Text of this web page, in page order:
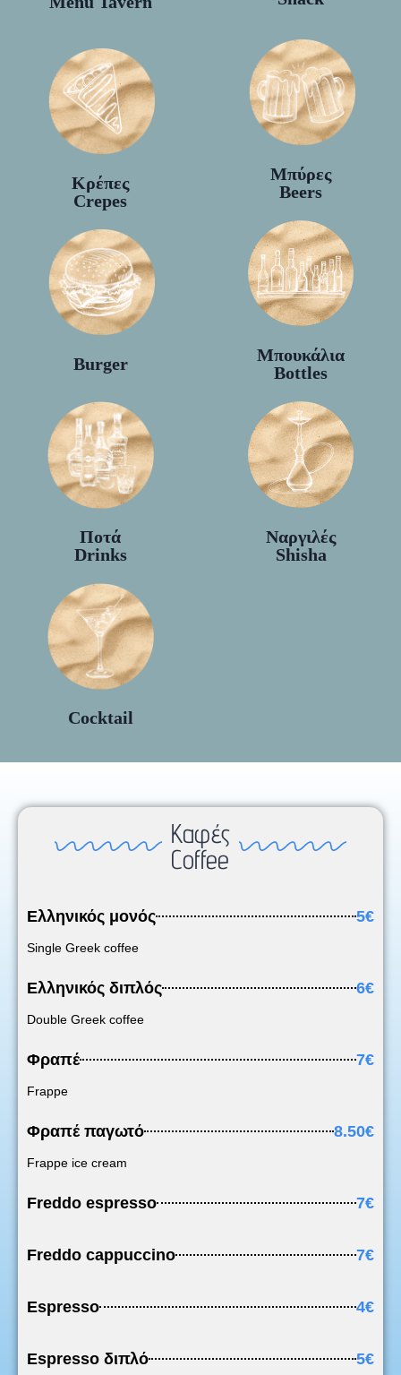
Κρέπες
Crepes
Burger
Μπύρες
Beers
Μπουκάλια
Bottles
Ποτά
Drinks
Ναργιλές
Shisha
Cocktail
Καφές
Coffee
Ελληνικός μονός 5€
Single Greek coffee
Ελληνικός διπλός 6€
Double Greek coffee
Φραπέ 7€
Frappe
Φραπέ παγωτό 8.50€
Frappe ice cream
Freddo espresso 7€
Freddo cappuccino 7€
Espresso 4€
Espresso διπλό 5€